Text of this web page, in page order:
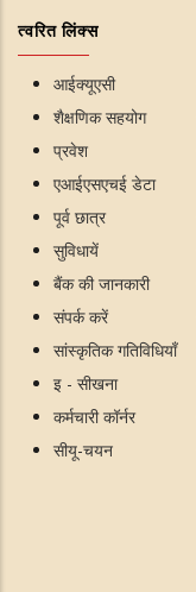
त्वरित लिंक्स
आईक्यूएसी
शैक्षणिक सहयोग
प्रवेश
एआईएसएचई डेटा
पूर्व छात्र
सुविधायें
बैंक की जानकारी
संपर्क करें
सांस्कृतिक गतिविधियाँ
इ - सीखना
कर्मचारी कॉर्नर
सीयू-चयन